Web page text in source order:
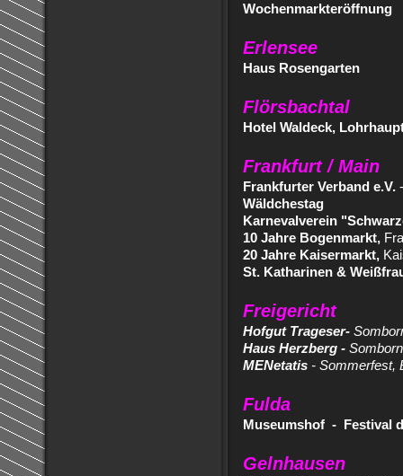
Wochenmarkteröffnung
Erlensee
Haus Rosengarten
Flörsbachtal
Hotel Waldeck,
Frankfurt / Main
Frankfurter Verband e.V.
Wäldchestag
Karnevalverein
10 Jahre Bogenmarkt,
20 Jahre Kaisermarkt,
St. Katharinen &
Freigericht
Hofgut Trageser-
Haus Herzberg - Somborn
MENetatis - Sommerfest,
Fulda
Museumshof - Festival
Gelnhausen